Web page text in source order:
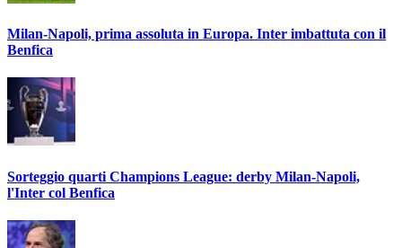
Milan-Napoli, prima assoluta in Europa. Inter imbattuta con il
Benfica
Sorteggio quarti Champions League: derby Milan-Napoli,
l'Inter col Benfica